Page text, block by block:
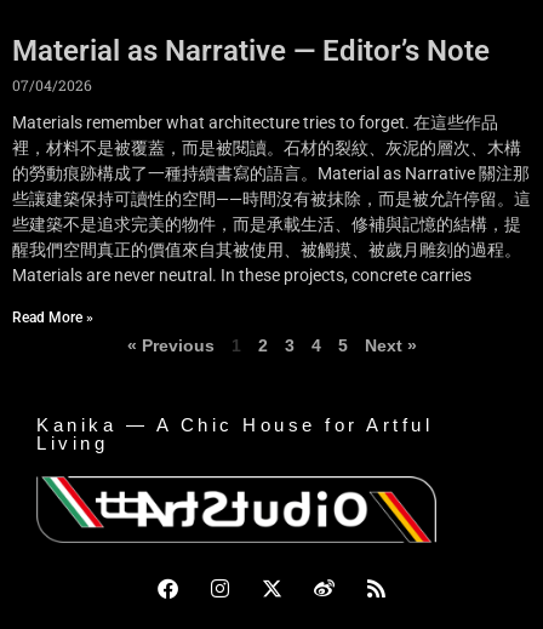
Material as Narrative — Editor’s Note
07/04/2026
Materials remember what architecture tries to forget. 在這些作品
裡，材料不是被覆蓋，而是被閱讀。石材的裂紋、灰泥的層次、木構
的勞動痕跡構成了一種持續書寫的語言。Material as Narrative 關注那
些讓建築保持可讀性的空間——時間沒有被抹除，而是被允許停留。這
些建築不是追求完美的物件，而是承載生活、修補與記憶的結構，提
醒我們空間真正的價值來自其被使用、被觸摸、被歲月雕刻的過程。
Materials are never neutral. In these projects, concrete carries
Read More »
« Previous 1 2 3 4 5 Next »
Kanika — A Chic House for Artful
Living